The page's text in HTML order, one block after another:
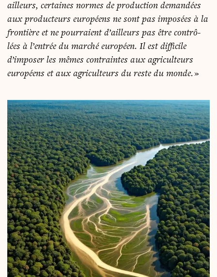
ailleurs, cer­taines normes de pro­duc­tion deman­dées
aux pro­duc­teurs euro­péens ne sont pas impo­sées à la
fron­tière et ne pour­raient d’ailleurs pas être contrô­
lées à l’entrée du mar­ché euro­péen. Il est dif­fi­cile
d’imposer les mêmes contraintes aux agri­cul­teurs
euro­péens et aux agri­cul­teurs du reste du monde. »